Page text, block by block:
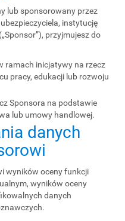
lub sponsorowany przez
instytucję
przyjmujesz do
ramach inicjatywy na rzecz
pracy, edukacji lub rozwoju
Sponsora na podstawie
lub umowy handlowej.
danych
wyników oceny funkcji
wyników oceny
danych